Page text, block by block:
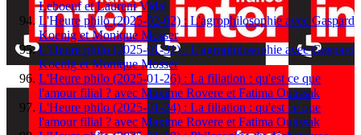
Leboeuf et Laurent Vidal
L'Heure philo (2025-02-02) : L'agrophilosophie avec Gaspard
Koenig et Monique Mosser
L'Heure philo (2025-01-31) : L'agrophilosophie avec Gaspard
Koenig et Monique Mosser
L'Heure philo (2025-01-26) : La filiation : qu'est ce que
l'amour filial ? avec Maxime Rovere et Fatima Ouassak
L'Heure philo (2025-01-24) : La filiation : qu'est ce que
l'amour filial ? avec Maxime Rovere et Fatima Ouassak